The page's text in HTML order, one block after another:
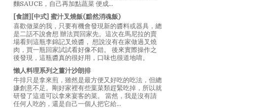
麵SAUCE，自己再加點蔬菜 便成...
[食譜][中式] 蜜汁叉燒飯(黯然消魂飯)
喜歡做菜的我，只要有機會發現新的醬料或器具，總
是二話不說會想 辦法買回家先。這次在馬尼拉的賣
場看到這瓶李錦記叉燒醬， 想說沒有在家做過叉燒
肉，買一瓶回家試試看好像不錯。 後來實際操作之
後發現，這瓶醬真的很好用，口味也很道地唷。
懶人料理系列之薑汁沙朗排
牛排只是拿來煎，雖然是最方便又好吃的吃法，但總
嫌創意不足。剛好家裡有些葉菜類趕緊吃掉，所以就
研發了這道可以拿來宴客的菜。 當然，我是沒有請
任何人吃的，還是自己一個人把它給...